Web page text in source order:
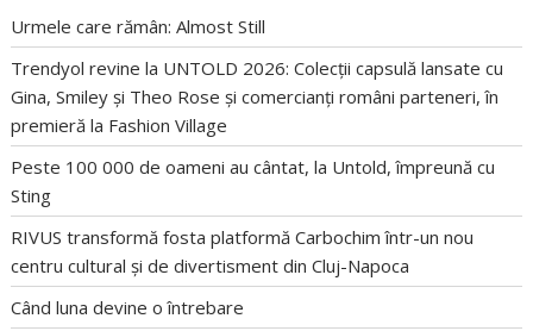
Urmele care rămân: Almost Still
Trendyol revine la UNTOLD 2026: Colecții capsulă lansate cu
Gina, Smiley și Theo Rose și comercianți români parteneri, în
premieră la Fashion Village
Peste 100 000 de oameni au cântat, la Untold, împreună cu
Sting
RIVUS transformă fosta platformă Carbochim într-un nou
centru cultural și de divertisment din Cluj-Napoca
Când luna devine o întrebare